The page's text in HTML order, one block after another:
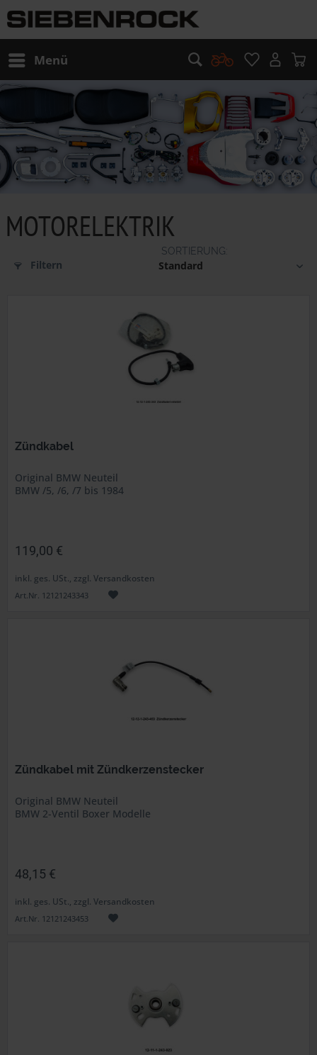
Menü
MOTORELEKTRIK
Filtern
Zündkabel
Original BMW Neuteil
BMW /5, /6, /7 bis 1984
119,00 €
inkl. ges. USt., zzgl. Versandkosten
Art.Nr. 12121243343
Zündkabel mit Zündkerzenstecker
Original BMW Neuteil
BMW 2-Ventil Boxer Modelle
48,15 €
inkl. ges. USt., zzgl. Versandkosten
Art.Nr. 12121243453